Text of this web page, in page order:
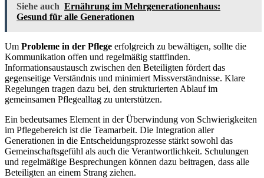
Siehe auch Ernährung im Mehrgenerationenhaus:
Gesund für alle Generationen
Um Probleme in der Pflege erfolgreich zu bewältigen, sollte die
Kommunikation offen und regelmäßig stattfinden.
Informationsaustausch zwischen den Beteiligten fördert das
gegenseitige Verständnis und minimiert Missverständnisse. Klare
Regelungen tragen dazu bei, den strukturierten Ablauf im
gemeinsamen Pflegealltag zu unterstützen.
Ein bedeutsames Element in der Überwindung von Schwierigkeiten
im Pflegebereich ist die Teamarbeit. Die Integration aller
Generationen in die Entscheidungsprozesse stärkt sowohl das
Gemeinschaftsgefühl als auch die Verantwortlichkeit. Schulungen
und regelmäßige Besprechungen können dazu beitragen, dass alle
Beteiligten an einem Strang ziehen.